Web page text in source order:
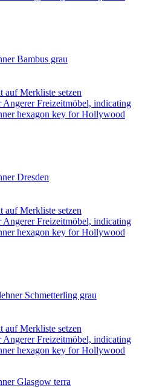
Bambus grau
auf Merkliste setzen
Dresden
auf Merkliste setzen
Schmetterling grau
auf Merkliste setzen
Glasgow terra